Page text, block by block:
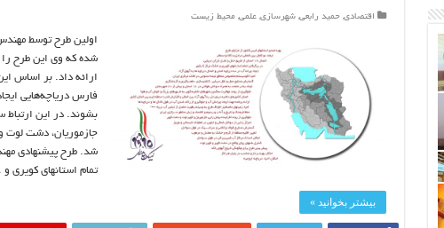
اقتصادی,حمید رابعی,شهرسازی,علمی, محیط زیست
شده که وی این طرح
ارائه داد. بر اساس
فارس دریاچه‌هایی
بشوند. در این
جازموریان، دشت لوت
شد. طرح پیشنهادی
تمام استانهای کویری
بیشتر بخوانید »